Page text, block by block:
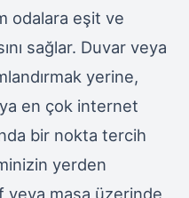
odalara eşit ve
sağlar. Duvar veya
yerine,
en çok internet
bir nokta tercih
yerden
masa üzerinde